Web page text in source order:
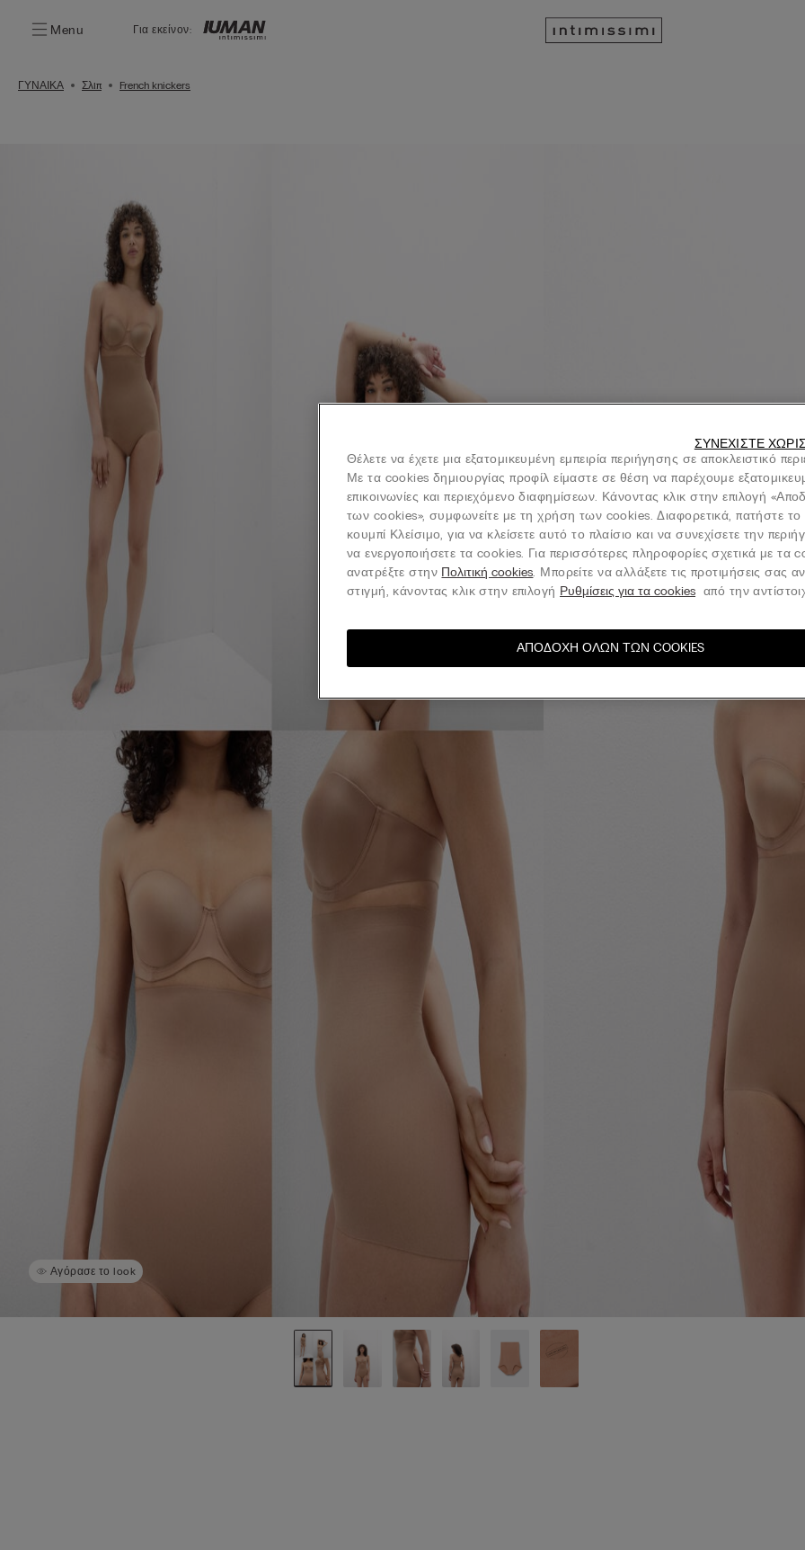
Menu Για εκείνον:
ΓΥΝΑΙΚΑ Σλιπ French knickers
Αγόρασε το look
Θέλετε να έχετε μια εξατομικευμένη εμπειρία περιήγησης σε αποκλειστικό
Με τα cookies δημιουργίας προφίλ είμαστε σε θέση να παρέχουμε
επικοινωνίες και περιεχόμενο διαφημίσεων. Κάνοντας κλικ στην επιλογή
των cookies», συμφωνείτε με τη χρήση των cookies. Διαφορετικά, πατήστε το
κουμπί Κλείσιμο, για να κλείσετε αυτό το πλαίσιο και να συνεχίσετε την
να ενεργοποιήσετε τα cookies. Για περισσότερες πληροφορίες σχετικά με τα
ανατρέξτε στην Πολιτική cookies. Μπορείτε να αλλάξετε τις προτιμήσεις σας
στιγμή, κάνοντας κλικ στην επιλογή Ρυθμίσεις για τα cookies από την
ΑΠΟΔΟΧΉ ΌΛΩΝ ΤΩΝ COOKIES
ΣΥΝΕΧΊΣΤΕ